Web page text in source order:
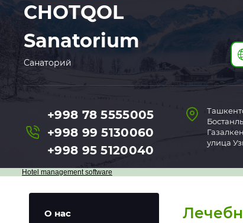
CHOTQOL
Sanatorium
Санаторий
+998 78 5555005
+998 99 5130060
+998 95 5120040
улица
Hotel management software
О нас